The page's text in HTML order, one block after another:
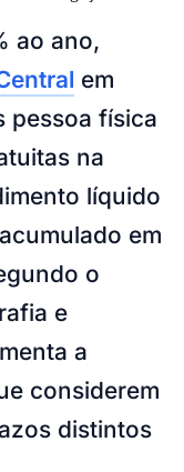
ao ano,
em
pessoa física
na
líquido
em
o
e
a
considerem
distintos